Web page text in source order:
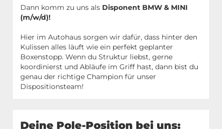
Dann komm zu uns als Disponent BMW & MINI
(m/w/d)!
Hier im Autohaus sorgen wir dafür, dass hinter den
Kulissen alles läuft wie ein perfekt geplanter
Boxenstopp. Wenn du Struktur liebst, gerne
koordinierst und Abläufe im Griff hast, dann bist du
genau der richtige Champion für unser
Dispositionsteam!
Deine Pole-Position bei uns: